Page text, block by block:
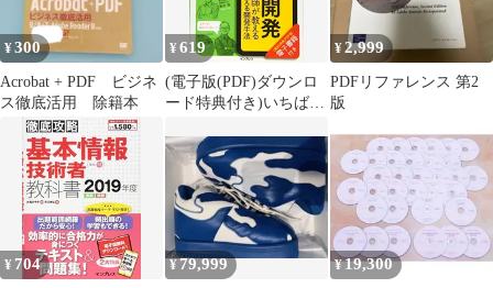
EXAMPRESS)
¥300
Acrobat + PDF ビジネ
ス徹底活用 除籍本
¥619
(電子版(PDF)ダウンロ
ード特典付き)いちばん
発の教本 人気講師が教
えるDXを支える開発手
法／市谷
¥2,999
PDFリファレンス 第2
版
¥ 704 ¥79,999 ¥19,300